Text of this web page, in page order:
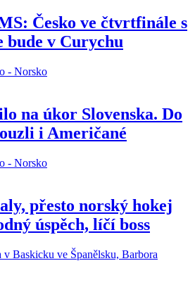
Česko ve čtvrtfinále s
bude v Curychu
na úkor Slovenska. Do
i Američané
přesto norský hokej
úspěch, líčí boss